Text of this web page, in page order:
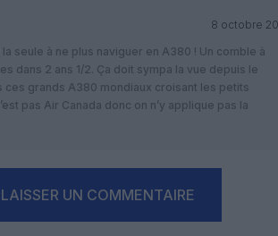
8 octobre
seule à ne plus naviguer en A380 ! Un comble à
dans 2 ans 1/2. Ça doit sympa la vue depuis le
ces grands A380 mondiaux croisant les petits
pas Air Canada donc on n’y applique pas la
LAISSER UN COMMENTAIRE